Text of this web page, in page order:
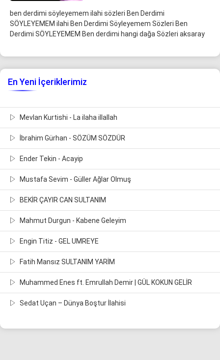
ben derdimi söyleyemem ilahi sözleri Ben Derdimi
SÖYLEYEMEM ilahi Ben Derdimi Söyleyemem Sözleri Ben
Derdimi SÖYLEYEMEM Ben derdimi hangi dağa Sözleri aksaray
En Yeni İçeriklerimiz
Mevlan Kurtishi - La ilaha illallah
İbrahim Gürhan - SÖZÜM SÖZDÜR
Ender Tekin - Acayip
Mustafa Sevim - Güller Ağlar Olmuş
BEKİR ÇAYIR CAN SULTANIM
Mahmut Durgun - Kabene Geleyim
Engin Titiz - GEL UMREYE
Fatih Mansız SULTANIM YARİM
Muhammed Enes ft. Emrullah Demir | GÜL KOKUN GELİR
Sedat Uçan – Dünya Boştur İlahisi